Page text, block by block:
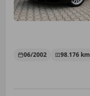
06/2002 98.176 km